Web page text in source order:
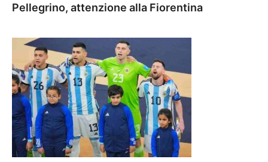
Pellegrino, attenzione alla Fiorentina